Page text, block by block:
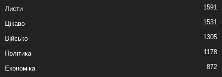
Листи 1591
Цікаво 1531
Військо 1305
Політика 1178
Економіка 872